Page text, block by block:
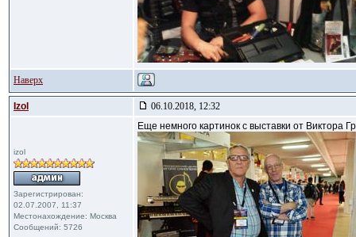
Наверх
Izol 06.10.2018, 12:32
izol
Зарегистрирован:
02.07.2007, 11:37
Местонахождение: Москва
Сообщений: 5726
Еще немного картинок с выставки от Виктора